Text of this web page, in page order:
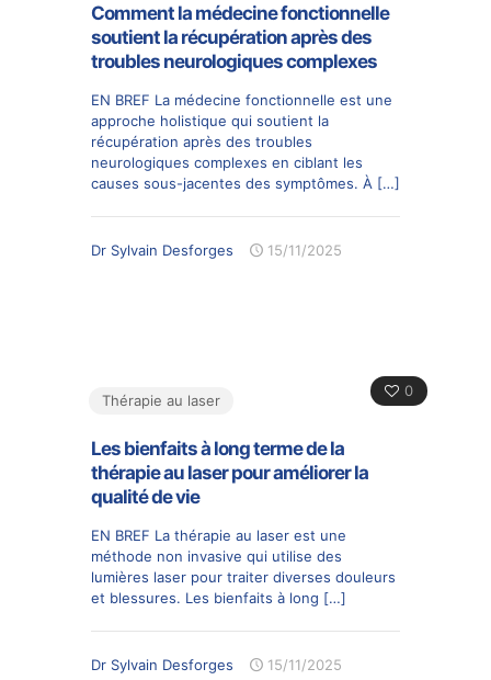
Comment la médecine fonctionnelle
soutient la récupération après des
troubles neurologiques complexes
EN BREF La médecine fonctionnelle est une
approche holistique qui soutient la
récupération après des troubles
neurologiques complexes en ciblant les
causes sous-jacentes des symptômes. À […]
Dr Sylvain Desforges 15/11/2025
0
Thérapie au laser
Les bienfaits à long terme de la
thérapie au laser pour améliorer la
qualité de vie
EN BREF La thérapie au laser est une
méthode non invasive qui utilise des
lumières laser pour traiter diverses douleurs
et blessures. Les bienfaits à long […]
Dr Sylvain Desforges 15/11/2025